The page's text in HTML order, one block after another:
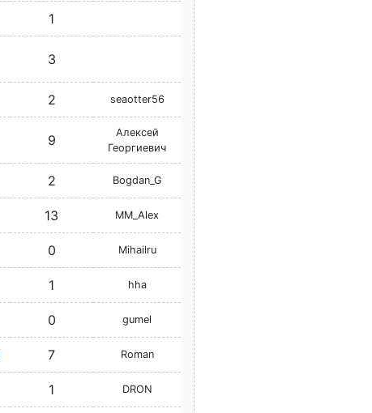
1
3
2 seaotter56
9
Алексей
Георгиевич
2 Bogdan_G
13 MM_Alex
0 Mihailru
1 hha
0 gumel
7 Roman
1 DRON